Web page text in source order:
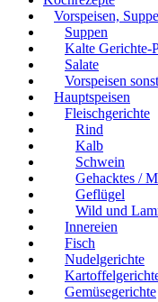
Vorspeisen,
Suppen
Kalte Gerichte-
Salate
Vorspeisen
Hauptspeisen
Fleischgerichte
Rind
Kalb
Schwein
Gehacktes /
Geflügel
Wild und
Innereien
Fisch
Nudelgerichte
Gemüsegerichte